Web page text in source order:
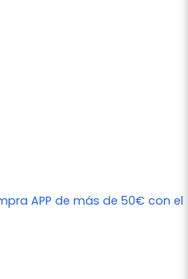
APP de más de 50€ con el